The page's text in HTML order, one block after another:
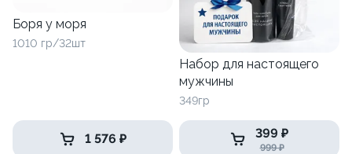
Боря у моря
1010 гр/32шт
1 576 ₽
Набор для настоящего
мужчины
349гр
399 ₽
999 ₽